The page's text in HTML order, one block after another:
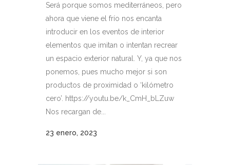
Será porque somos mediterráneos, pero
ahora que viene el frío nos encanta
introducir en los eventos de interior
elementos que imitan o intentan recrear
un espacio exterior natural. Y, ya que nos
ponemos, pues mucho mejor si son
productos de proximidad o ‘kilómetro
cero’. https://youtu.be/k_CmH_bLZuw
Nos recargan de...
23 enero, 2023